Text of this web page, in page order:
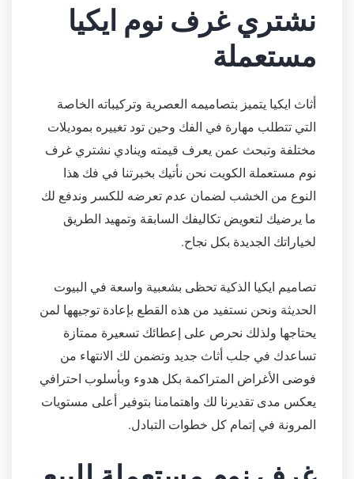
نشتري غرف نوم ايكيا
مستعملة
أثاث ايكيا يتميز بتصاميمه العصرية وتركيباته الخاصة
التي تتطلب مهارة في الفك وحين تود تغييره بموديلات
مختلفة وتبحث عمن يعرف قيمته وينادي نشتري غرف
نوم مستعملة الكويت نحن نأتيك بخبرتنا في فك هذا
النوع من الخشب لضمان عدم تعرضه للكسر وندفع لك
ما يرضيك لتعويض تكاليفك السابقة وتمهيد الطريق
لخياراتك الجديدة بكل نجاح.
تصاميم ايكيا الذكية تحظى بشعبية واسعة في البيوت
الحديثة ونحن نستفيد من هذه القطع بإعادة توجيهها لمن
يحتاجها ولذلك نحرص على إعطائك تسعيرة ممتازة
تساعدك في جلب أثاث جديد وتضمن لك الانتهاء من
فوضى الأغراض المتراكمة بكل هدوء وبأسلوب احترافي
يعكس مدى تقديرنا لك واهتمامنا بتوفير أعلى مستويات
المرونة في إتمام كل خطوات التبادل.